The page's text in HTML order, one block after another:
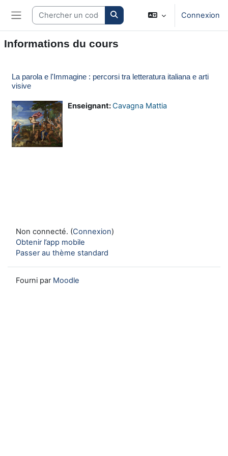
Passer au contenu principal
Panneau latéral
Search courses Connexion
Informations du cours
La parola e l'Immagine : percorsi tra letteratura italiana e arti
visive
Enseignant:Cavagna Mattia
Non connecté. (Connexion)
Obtenir l’app mobile
Passer au thème standard
Fourni par Moodle